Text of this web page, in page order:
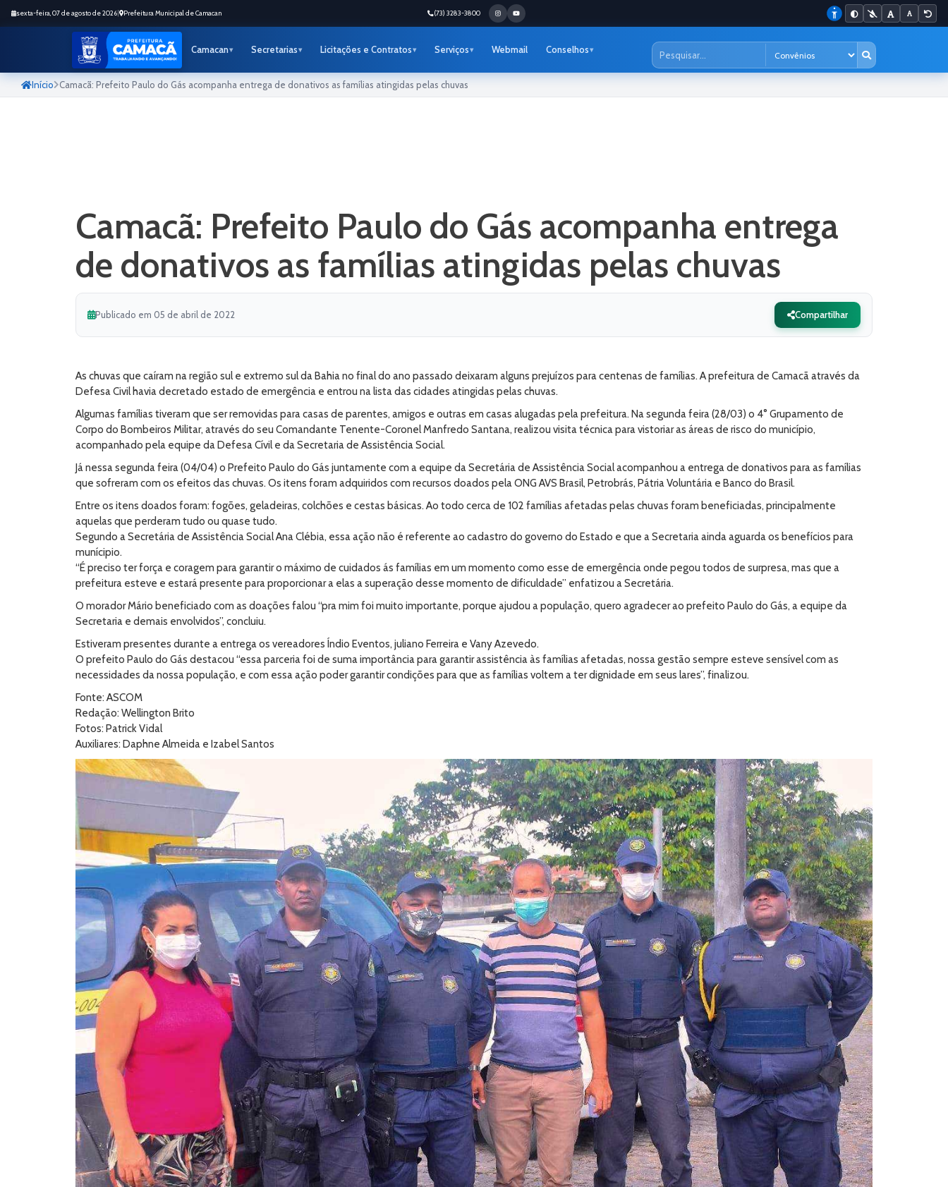
sexta-feira, 07 de agosto de 2026 Prefeitura Municipal de Camacan (73) 3283-3800
Camacan Secretarias Licitações e Contratos Serviços Webmail Conselhos
Início Camacã: Prefeito Paulo do Gás acompanha entrega de donativos as famílias atingidas pelas chuvas
Camacã: Prefeito Paulo do Gás acompanha entrega
de donativos as famílias atingidas pelas chuvas
Publicado em 05 de abril de 2022 Compartilhar
As chuvas que caíram na região sul e extremo sul da Bahia no final do ano passado deixaram alguns prejuízos para centenas de famílias. A prefeitura de Camacã através da
Defesa Civil havia decretado estado de emergência e entrou na lista das cidades atingidas pelas chuvas.
Algumas famílias tiveram que ser removidas para casas de parentes, amigos e outras em casas alugadas pela prefeitura. Na segunda feira (28/03) o 4° Grupamento de
Corpo do Bombeiros Militar, através do seu Comandante Tenente-Coronel Manfredo Santana, realizou visita técnica para vistoriar as áreas de risco do município,
acompanhado pela equipe da Defesa Cívil e da Secretaria de Assistência Social.
Já nessa segunda feira (04/04) o Prefeito Paulo do Gás juntamente com a equipe da Secretária de Assistência Social acompanhou a entrega de donativos para as famílias
que sofreram com os efeitos das chuvas. Os itens foram adquiridos com recursos doados pela ONG AVS Brasil, Petrobrás, Pátria Voluntária e Banco do Brasil.
Entre os itens doados foram: fogões, geladeiras, colchões e cestas básicas. Ao todo cerca de 102 famílias afetadas pelas chuvas foram beneficiadas, principalmente
aquelas que perderam tudo ou quase tudo.
Segundo a Secretária de Assistência Social Ana Clébia, essa ação não é referente ao cadastro do governo do Estado e que a Secretaria ainda aguarda os benefícios para
munícipio.
“É preciso ter força e coragem para garantir o máximo de cuidados ás famílias em um momento como esse de emergência onde pegou todos de surpresa, mas que a
prefeitura esteve e estará presente para proporcionar a elas a superação desse momento de dificuldade” enfatizou a Secretária.
O morador Mário beneficiado com as doações falou “pra mim foi muito importante, porque ajudou a população, quero agradecer ao prefeito Paulo do Gás, a equipe da
Secretaria e demais envolvidos”, concluiu.
Estiveram presentes durante a entrega os vereadores Índio Eventos, juliano Ferreira e Vany Azevedo.
O prefeito Paulo do Gás destacou “essa parceria foi de suma importância para garantir assistência às famílias afetadas, nossa gestão sempre esteve sensível com as
necessidades da nossa população, e com essa ação poder garantir condições para que as famílias voltem a ter dignidade em seus lares”, finalizou.
Fonte: ASCOM
Redação: Wellington Brito
Fotos: Patrick Vidal
Auxiliares: Daphne Almeida e Izabel Santos